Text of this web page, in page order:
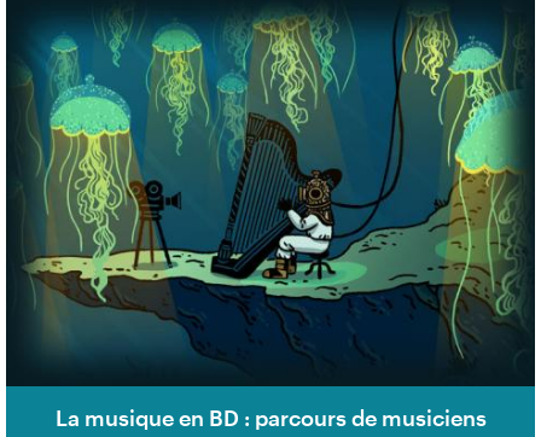
La musique en BD : parcours de musiciens